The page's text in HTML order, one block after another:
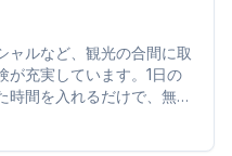
ャルなど、観光の合間に取
が充実しています。1日の
時間を入れるだけで、無理
しめます。